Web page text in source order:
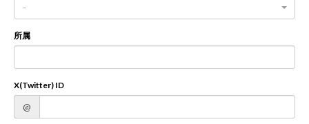
-
所属
X(Twitter) ID
@